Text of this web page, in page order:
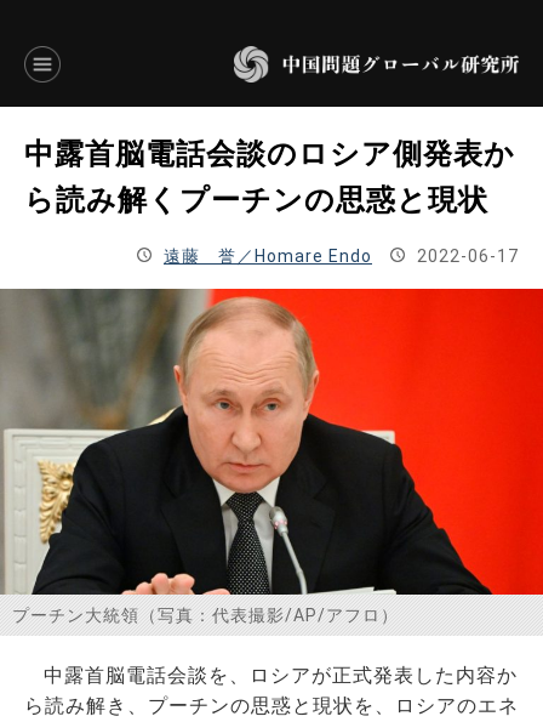
言語別アーカイブ
ENGLISH
研究所概要
設立趣意書
お問い合わせ
中露首脳電話会談のロシア側発表か
ら読み解くプーチンの思惑と現状
遠藤 誉／Homare Endo 2022-06-17
プーチン大統領（写真：代表撮影/AP/アフロ）
中露首脳電話会談を、ロシアが正式発表した内容か
ら読み解き、プーチンの思惑と現状を、ロシアのエネ